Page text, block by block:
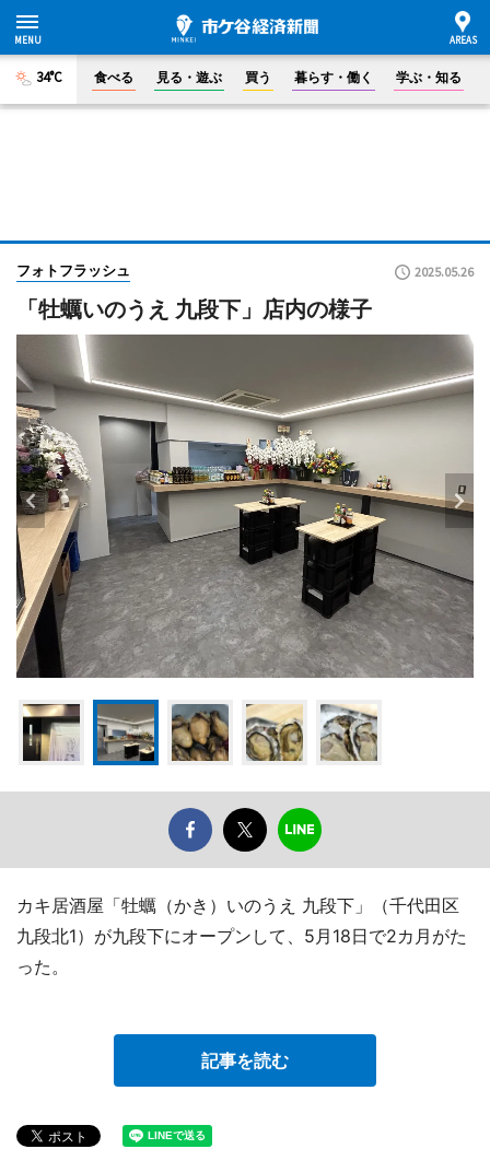
34°C 食べる 見る・遊ぶ 買う 暮らす・働く 学ぶ・知る
フォトフラッシュ 2025.05.26
「牡蠣いのうえ 九段下」店内の様子
カキ居酒屋「牡蠣（かき）いのうえ 九段下」（千代田区
九段北1）が九段下にオープンして、5月18日で2カ月がた
った。
記事を読む